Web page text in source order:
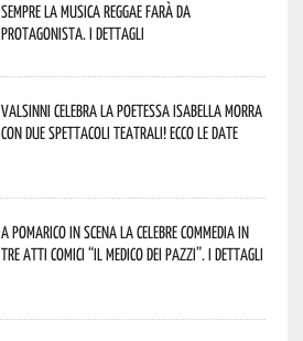
sempre la musica reggae farà da
protagonista. I dettagli
Valsinni celebra la poetessa Isabella Morra
con due spettacoli teatrali! Ecco le date
A Pomarico in scena la celebre commedia in
tre atti comici “Il medico dei pazzi”. I dettagli